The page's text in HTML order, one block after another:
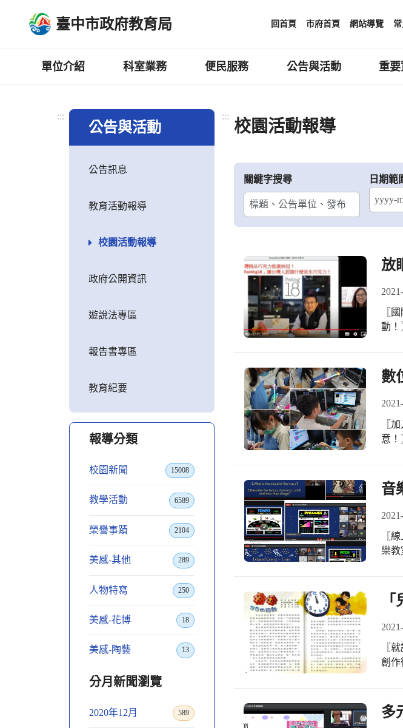
臺中市政府教育局 回首頁 市府首頁 網站導覽
單位介紹 科室業務 便民服務 公告與活動 重
:::
公告與活動
公告訊息
教育活動報導
校園活動報導
政府公開資訊
遊說法專區
報告書專區
教育紀要
報導分類
校園新聞 15008
教學活動 6589
榮譽事蹟 2104
美感-其他 289
人物特寫 250
美感-花博 18
美感-陶藝 13
分月新聞瀏覽
2020年12月 589
:::
校園活動報導
關鍵字搜尋
日期範
結束日
放
〖
動！〗 停課不停學，華小的孩子們也持續與這個世界對話，跟
的生
識「公平貿易」。
有台
品
堂中熱烈討
多值
數
〖
意！〗 這學期數科班二年級的「數位智能」課程，又有不一樣
過程
們
就
音
〖
樂教
分
小
經學過
音
請
課，
〖就
創作
們傑出的文學作
名
多